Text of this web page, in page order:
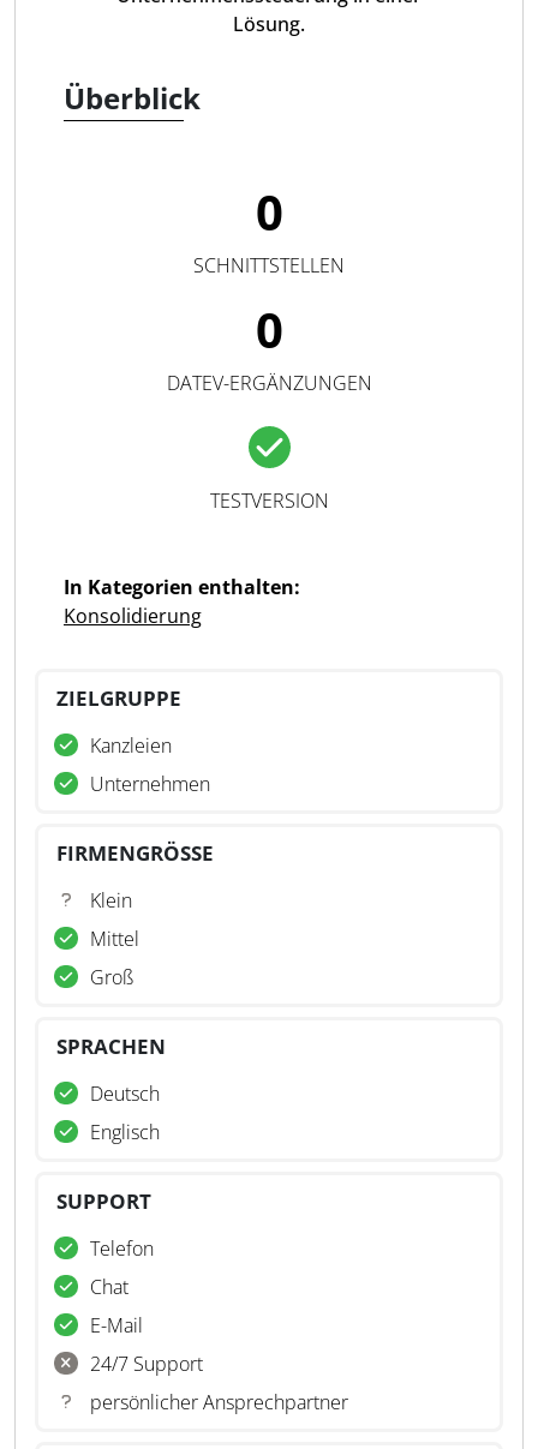
Lösung.
Überblick
0
SCHNITTSTELLEN
0
DATEV-ERGÄNZUNGEN
TESTVERSION
In Kategorien enthalten:
Konsolidierung
ZIELGRUPPE
Kanzleien
Unternehmen
FIRMENGRÖSSE
Klein
Mittel
Groß
SPRACHEN
Deutsch
Englisch
SUPPORT
Telefon
Chat
E-Mail
24/7 Support
persönlicher Ansprechpartner